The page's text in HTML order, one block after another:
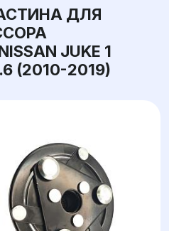
ДЛЯ
JUKE 1
(2010-2019)